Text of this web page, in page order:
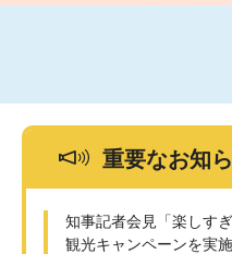
重要なお知
知事記者会見「楽しす
観光キャンペーンを実